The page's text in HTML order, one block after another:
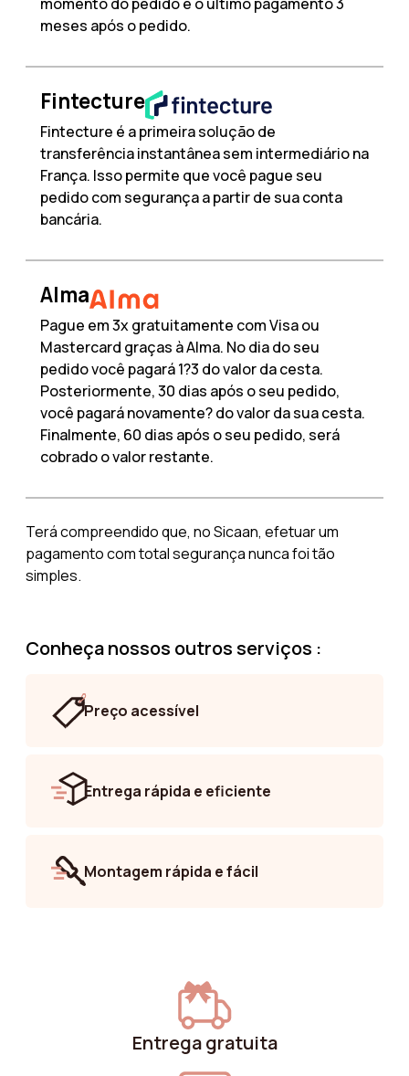
momento do pedido e o último pagamento 3
meses após o pedido.
Fintecture
Fintecture é a primeira solução de
transferência instantânea sem intermediário na
França. Isso permite que você pague seu
pedido com segurança a partir de sua conta
bancária.
Alma
Pague em 3x gratuitamente com Visa ou
Mastercard graças à Alma. No dia do seu
pedido você pagará 1?3 do valor da cesta.
Posteriormente, 30 dias após o seu pedido,
você pagará novamente? do valor da sua cesta.
Finalmente, 60 dias após o seu pedido, será
cobrado o valor restante.
Terá compreendido que, no Sicaan, efetuar um
pagamento com total segurança nunca foi tão
simples.
Conheça nossos outros serviços :
Preço acessível
Entrega rápida e eficiente
Montagem rápida e fácil
Entrega gratuita